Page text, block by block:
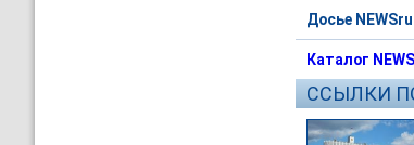
Досье
Каталог
ССЫЛКИ